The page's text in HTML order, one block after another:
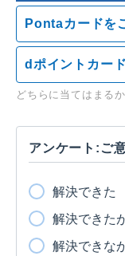
Pontaカードを
dポイントカー
どちらに当てはまる
アンケート:ご
解決できた
解決できた
解決できな